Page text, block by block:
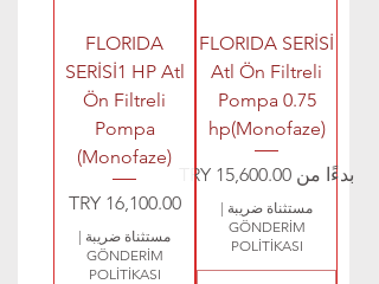
FLORIDA SERİSİ
Atl Ön Filtreli
Pompa 0.75
hp(Monofaze)
بدءًا من
سعر البيع
مستثناة ضريبة |
GÖNDERİM
POLİTİKASI
FLORIDA
SERİSİ1 HP Atl
Ön Filtreli
Pompa
(Monofaze)
السعر‏16,100.00 TRY
مستثناة ضريبة |
GÖNDERİM
POLİTİKASI